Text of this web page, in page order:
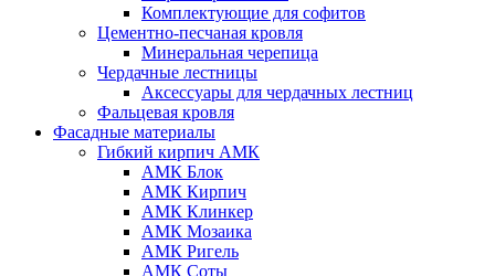
Комплектующие для софитов
Цементно-песчаная кровля
Минеральная черепица
Чердачные лестницы
Аксессуары для чердачных лестниц
Фальцевая кровля
Фасадные материалы
Гибкий кирпич АМК
АМК Блок
АМК Кирпич
АМК Клинкер
АМК Мозаика
АМК Ригель
АМК Соты